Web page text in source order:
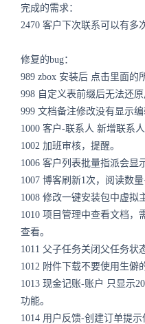
完成的需求：
2470 客户下次联系可以有多
修复的bug：
989 zbox 安装后 点击里面的
998 自定义表前缀后无法还原
999 文档备注修改没有显示
1000 客户-联系人 新增联系
1002 加班审核，提醒。
1006 客户列表批量指派会显
1007 博客刷新1次，阅读数量
1008 修改一键安装包中虚拟
1010 项目管理中查看文档，
查看。
1011 父子任务关闭父任务状
1012 附件下载不要使用生僻
1013 现金记账-账户 只显示
功能。
1014 用户反馈-创建订单提示